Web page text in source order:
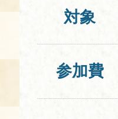
対象
参加費